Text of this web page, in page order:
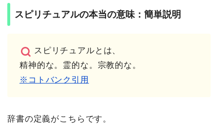
スピリチュアルの本当の意味：簡単説明
スピリチュアルとは、
精神的な。霊的な。宗教的な。
※コトバンク引用
辞書の定義がこちらです。